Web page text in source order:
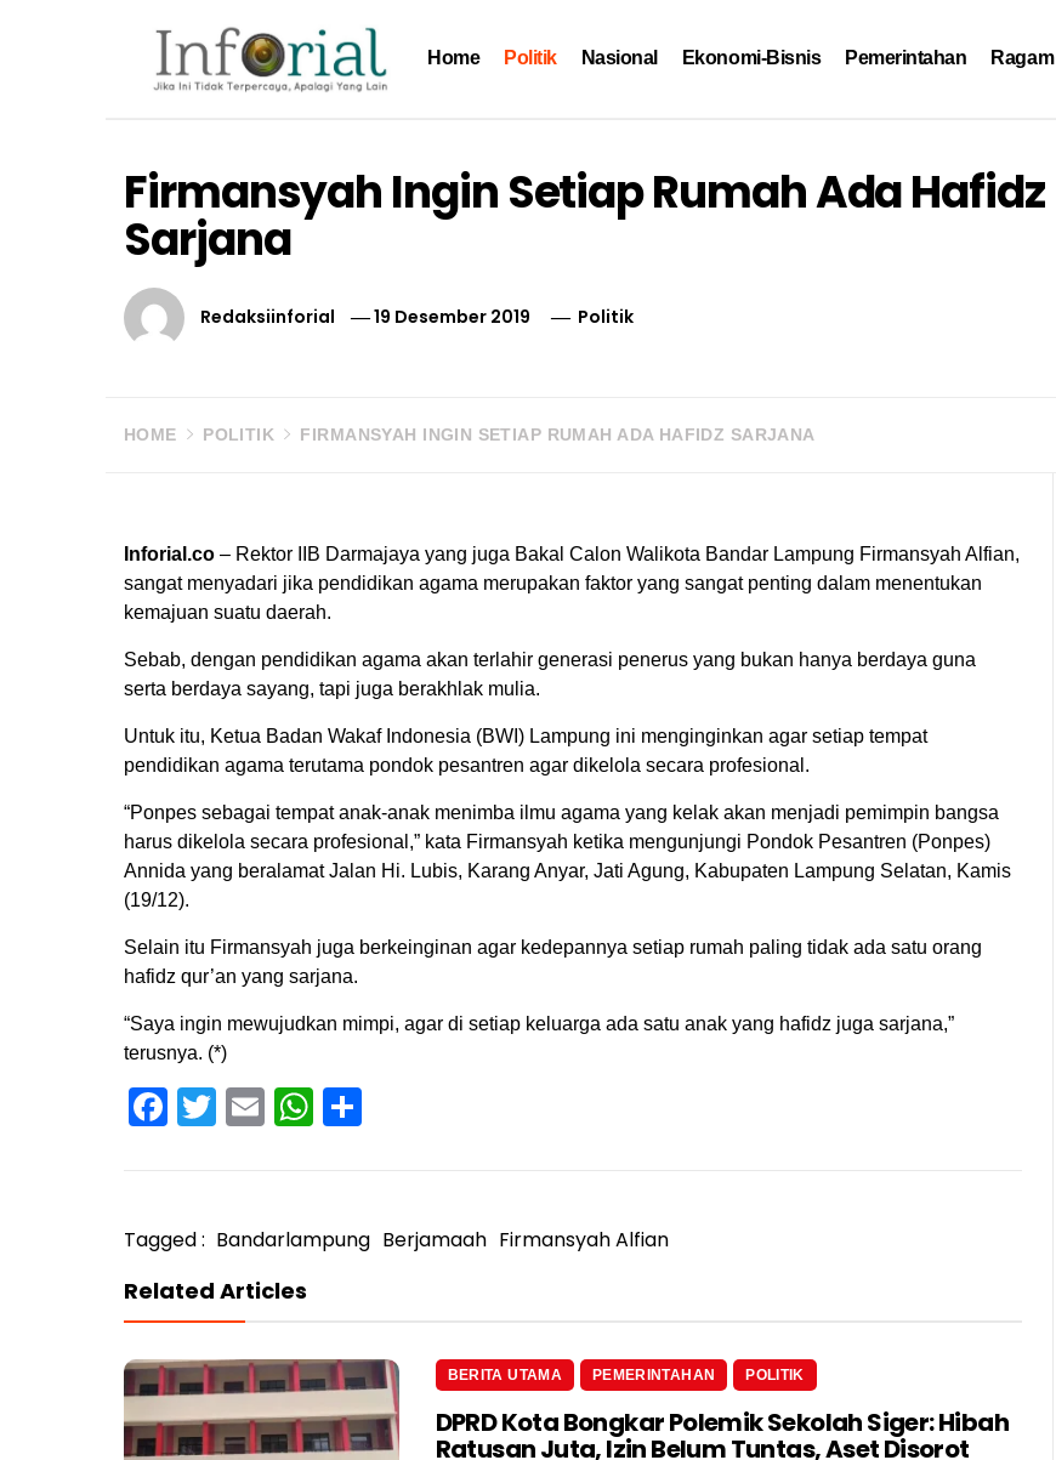
content
Home Politik Nasional Ekonomi-Bisnis Pemerintahan Ragam
Firmansyah Ingin Setiap Rumah Ada Hafidz
Sarjana
Redaksiinforial 19 Desember 2019 Politik
HOME POLITIK FIRMANSYAH INGIN SETIAP RUMAH ADA HAFIDZ SARJANA
Inforial.co – Rektor IIB Darmajaya yang juga Bakal Calon Walikota Bandar Lampung Firmansyah Alfian,
sangat menyadari jika pendidikan agama merupakan faktor yang sangat penting dalam menentukan
kemajuan suatu daerah.
Sebab, dengan pendidikan agama akan terlahir generasi penerus yang bukan hanya berdaya guna
serta berdaya sayang, tapi juga berakhlak mulia.
Untuk itu, Ketua Badan Wakaf Indonesia (BWI) Lampung ini menginginkan agar setiap tempat
pendidikan agama terutama pondok pesantren agar dikelola secara profesional.
“Ponpes sebagai tempat anak-anak menimba ilmu agama yang kelak akan menjadi pemimpin bangsa
harus dikelola secara profesional,” kata Firmansyah ketika mengunjungi Pondok Pesantren (Ponpes)
Annida yang beralamat Jalan Hi. Lubis, Karang Anyar, Jati Agung, Kabupaten Lampung Selatan, Kamis
(19/12).
Selain itu Firmansyah juga berkeinginan agar kedepannya setiap rumah paling tidak ada satu orang
hafidz qur’an yang sarjana.
“Saya ingin mewujudkan mimpi, agar di setiap keluarga ada satu anak yang hafidz juga sarjana,”
terusnya. (*)
Facebook
TwitterEmailWhatsApp
Tagged : Bandarlampung Berjamaah Firmansyah Alfian
Related Articles
BERITA UTAMA PEMERINTAHAN POLITIK
DPRD Kota Bongkar Polemik Sekolah Siger: Hibah
Ratusan Juta, Izin Belum Tuntas, Aset Disorot